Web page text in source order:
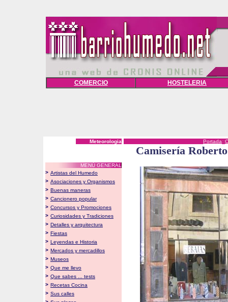
COMERCIO HOSTELERIA
Meteorologia
MENÚ GENERAL
> Artistas del Humedo
> Asociaciones y Organismos
> Buenas maneras
> Cancionero popular
> Concursos y Promociones
> Curiosidades y Tradiciones
> Detalles y arquitectura
> Fiestas
> Leyendas e Historia
> Mercados y mercadillos
> Museos
> Que me llevo
> Que sabes ... tests
> Recetas Cocina
> Sus calles
Portada::
Camisería